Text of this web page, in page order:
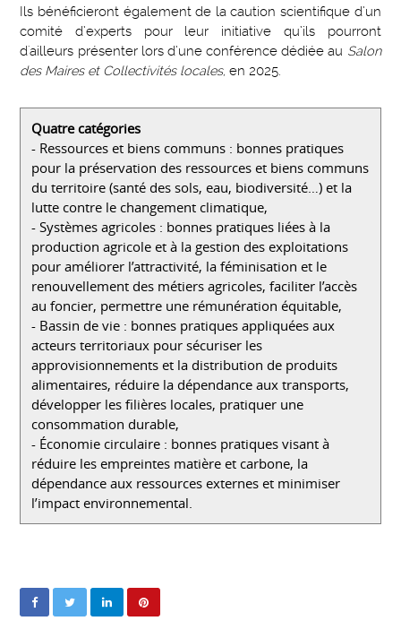
Ils bénéficieront également de la caution scientifique d’un
comité d’experts pour leur initiative qu’ils pourront
d'ailleurs présenter lors d’une conférence dédiée au Salon
des Maires et Collectivités locales,en 2025.
Quatre catégories
- Ressources et biens communs : bonnes pratiques
pour la préservation des ressources et biens communs
du territoire (santé des sols, eau, biodiversité…) et la
lutte contre le changement climatique,
- Systèmes agricoles : bonnes pratiques liées à la
production agricole et à la gestion des exploitations
pour améliorer l’attractivité, la féminisation et le
renouvellement des métiers agricoles, faciliter l’accès
au foncier, permettre une rémunération équitable,
- Bassin de vie : bonnes pratiques appliquées aux
acteurs territoriaux pour sécuriser les
approvisionnements et la distribution de produits
alimentaires, réduire la dépendance aux transports,
développer les filières locales, pratiquer une
consommation durable,
- Économie circulaire : bonnes pratiques visant à
réduire les empreintes matière et carbone, la
dépendance aux ressources externes et minimiser
l’impact environnemental.